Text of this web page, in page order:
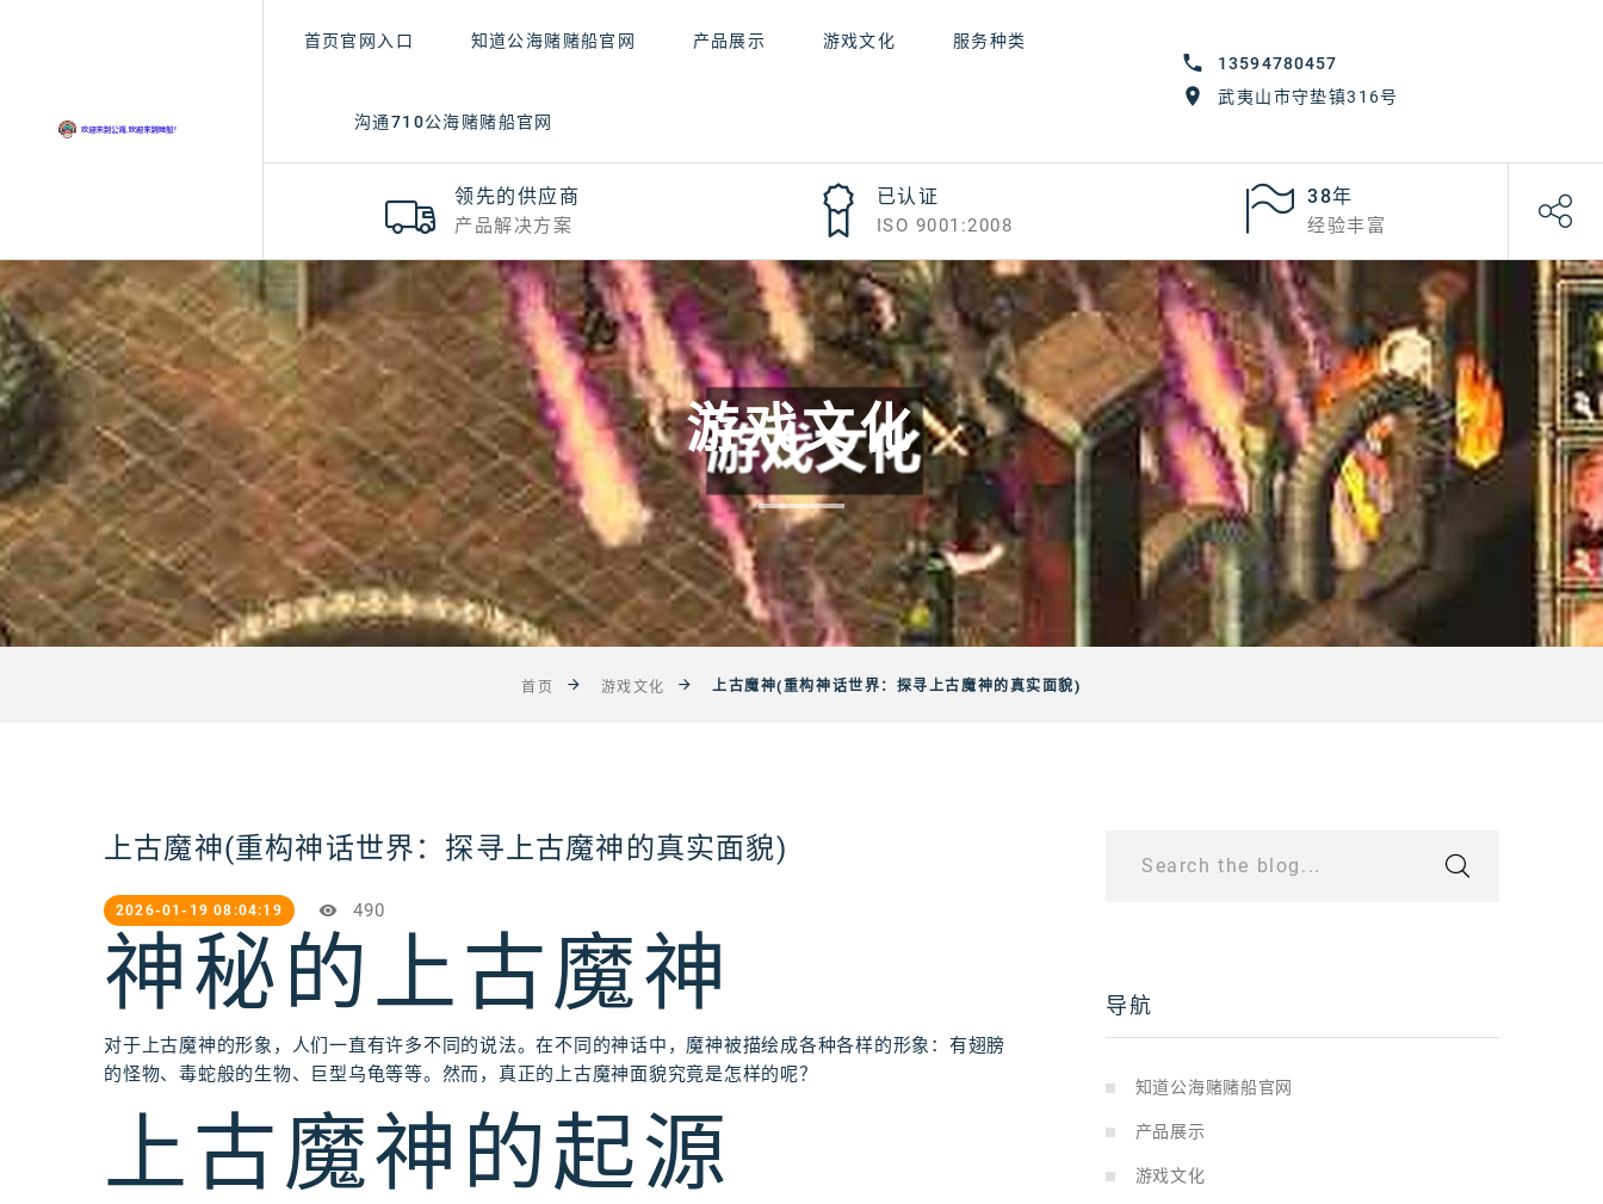
13594780457
武夷山市守垫镇316号
首页官网入口 知道公海赌赌船官网 产品展示 游戏文化 服务种类
沟通710公海赌赌船官网
领先的供应商
产品解决方案
已认证
ISO 9001:2008
38年
经验丰富
游戏文化
首页 游戏文化 上古魔神(重构神话世界：探寻上古魔神的真实面貌)
上古魔神(重构神话世界：探寻上古魔神的真实面貌)
2026-01-19 08:04:19 490
神秘的上古魔神
对于上古魔神的形象，人们一直有许多不同的说法。在不同的神话中，魔神被描绘成各种各样的形象：有翅膀
的怪物、毒蛇般的生物、巨型乌龟等等。然而，真正的上古魔神面貌究竟是怎样的呢？
上古魔神的起源
Search the blog...
导航
知道公海赌赌船官网
产品展示
游戏文化